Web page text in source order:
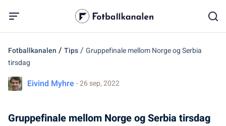
Fotballkanalen / Tips/ Gruppefinale mellom Norge og Serbia
tirsdag
Eivind Myhre - 26 sep, 2022
Gruppefinale mellom Norge og Serbia tirsdag